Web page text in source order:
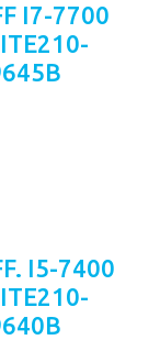
I7-7700
I5-7400